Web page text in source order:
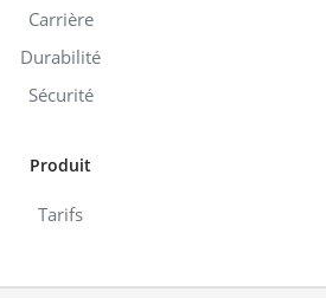
Carrière
Durabilité
Sécurité
Produit
Tarifs